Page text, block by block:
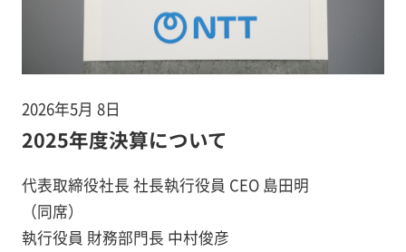
2026年5月 8日
2025年度決算について
代表取締役社長 社長執行役員 CEO 島田明
（同席）
執行役員 財務部門長 中村俊彦